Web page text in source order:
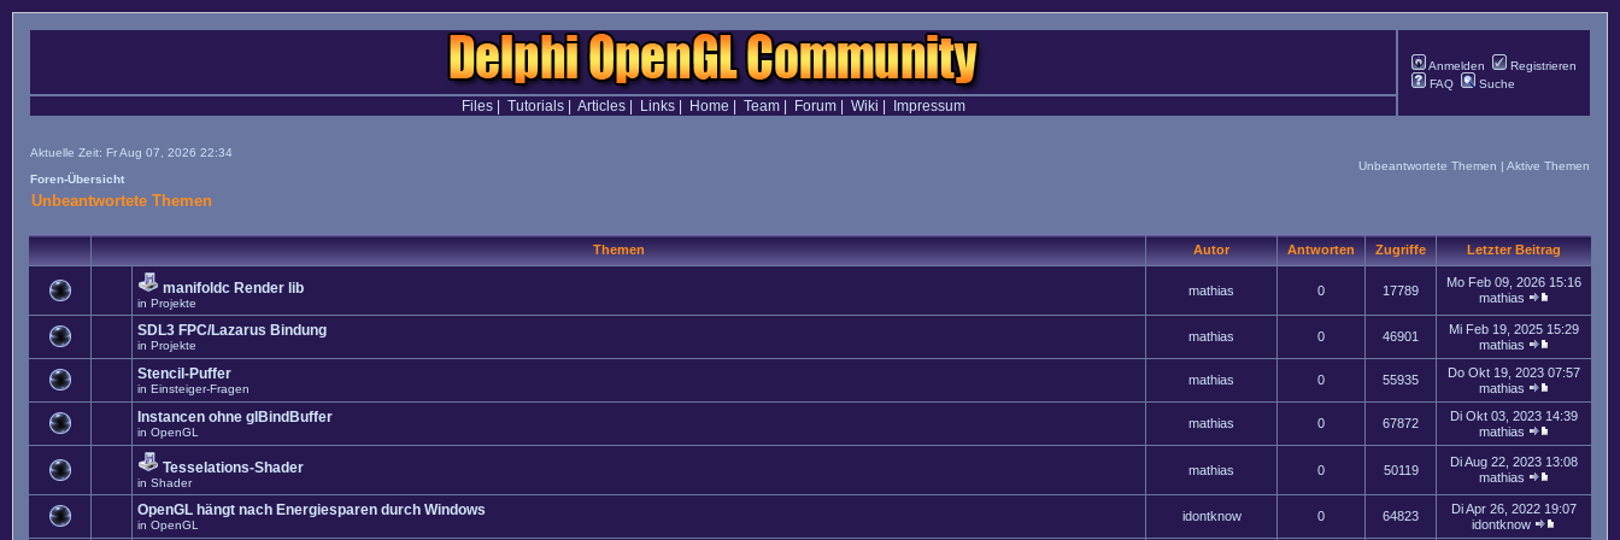
Anmelden
Registrieren
FAQ
Suche
Files| Tutorials| Articles| Links| Home Team| Forum| Wiki Impressum
Aktuelle Zeit: Fr Aug 07, 2026 22:34
Foren-Übersicht
Unbeantwortete Themen | Aktive Themen
Unbeantwortete Themen
Themen Autor Antworten Zugriffe Letzter Beitrag
manifoldc Render lib
in Projekte
mathias 0 17789
Mo Feb 09, 2026 15:16
mathias
SDL3 FPC/Lazarus Bindung
in Projekte
mathias 0 46901
Mi Feb 19, 2025 15:29
mathias
Stencil-Puffer
in Einsteiger-Fragen
mathias 0 55935
Do Okt 19, 2023 07:57
mathias
Instancen ohne glBindBuffer
in OpenGL
mathias 0 67872
Di Okt 03, 2023 14:39
mathias
Tesselations-Shader
in Shader
mathias 0 50119
Di Aug 22, 2023 13:08
mathias
OpenGL hängt nach Energiesparen durch Windows
in OpenGL
idontknow 0 64823
Di Apr 26, 2022 19:07
idontknow